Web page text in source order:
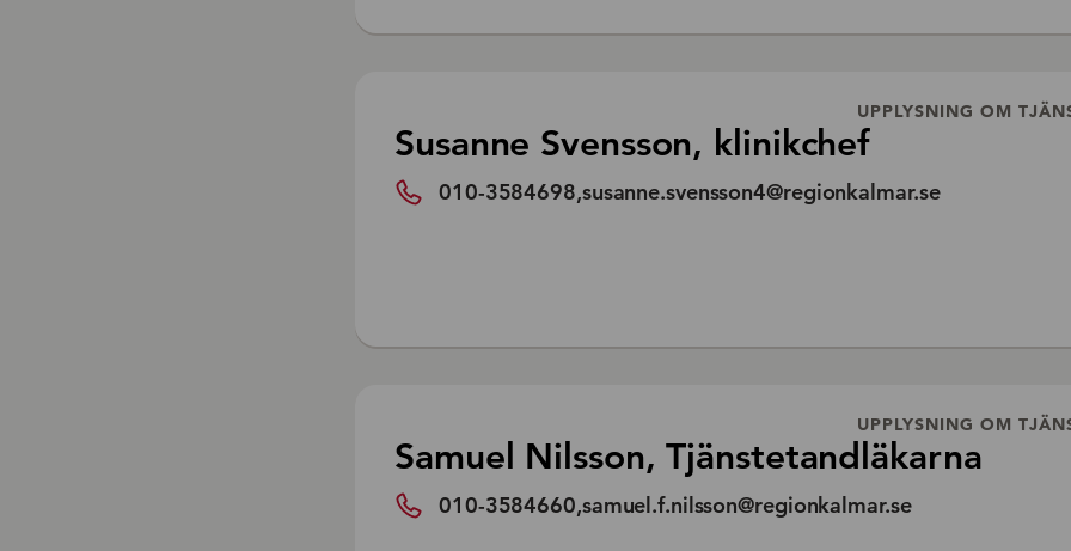
UPPLYSNING OM
Susanne Svensson, klinikchef
010-3584698,susanne.svensson4@regionkalmar.se
UPPLYSNING OM
Samuel Nilsson, Tjänstetandläkarna
010-3584660,samuel.f.nilsson@regionkalmar.se